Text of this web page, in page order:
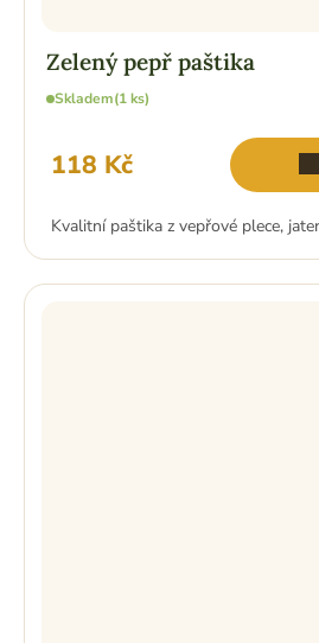
Zelený pepř paštika
Skladem(1 ks)
118 Kč
Kvalitní paštika z vepřové plece,